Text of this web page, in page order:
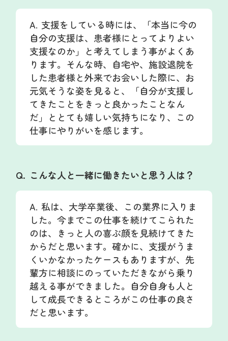
支援をしている時には、「本当に今の
自分の支援は、患者様にとってよりよい
支援なのか」と考えてしまう事がよくあ
ります。そんな時、自宅や、施設退院を
した患者様と外来でお会いした際に、お
元気そうな姿を見ると、「自分が支援し
てきたことをきっと良かったことなん
だ」ととても嬉しい気持ちになり、この
仕事にやりがいを感じます。
こんな人と一緒に働きたいと思う人は？
私は、大学卒業後、この業界に入りま
した。今までこの仕事を続けてこられた
のは、きっと人の喜ぶ顔を見続けてきた
からだと思います。確かに、支援がうま
くいかなかったケースもありますが、先
輩方に相談にのっていただきながら乗り
越える事ができました。自分自身も人と
して成長できるところがこの仕事の良さ
だと思います。